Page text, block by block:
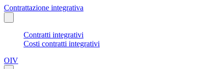
Contrattazione integrativa
Contratti integrativi
Costi contratti integrativi
OIV